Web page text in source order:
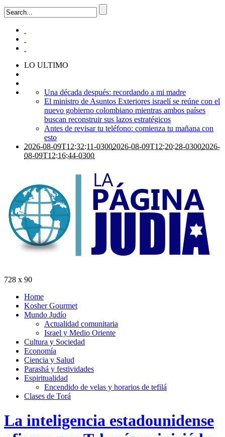
LO ULTIMO
Una década después: recordando a mi madre
El ministro de Asuntos Exteriores israelí se reúne con el
nuevo gobierno colombiano mientras ambos países
buscan reconstruir sus lazos estratégicos
Antes de revisar tu teléfono: comienza tu mañana con
esto
2026-08-09T12:32:11-03002026-08-09T12:20:28-03002026-
08-09T12:16:44-0300
728 x 90
Home
Kosher Gourmet
Mundo Judío
Actualidad comunitaria
Israel y Medio Oriente
Cultura y Sociedad
Economía
Ciencia y Salud
Parashá y festividades
Espiritualidad
Encendido de velas y horarios de tefilá
Clases de Torá
La inteligencia estadounidense